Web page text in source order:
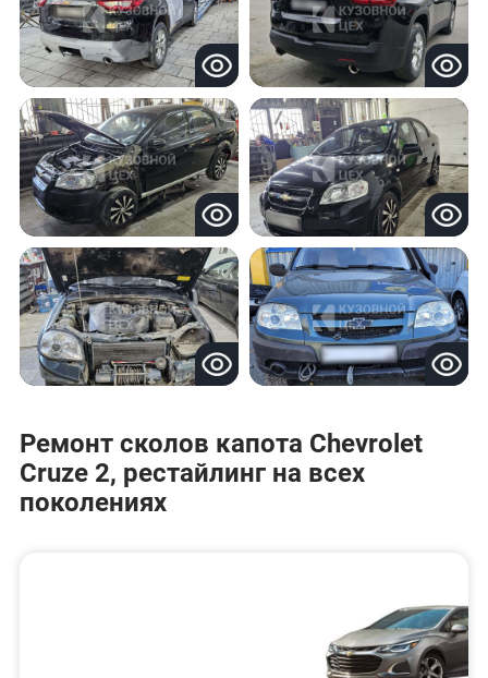
Ремонт сколов капота Chevrolet
Cruze 2, рестайлинг на всех
поколениях